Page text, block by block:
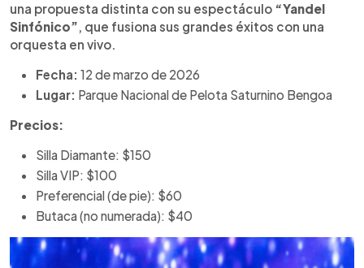
una propuesta distinta con su espectáculo “Yandel
Sinfónico”, que fusiona sus grandes éxitos con una
orquesta en vivo.
Fecha: 12 de marzo de 2026
Lugar: Parque Nacional de Pelota Saturnino Bengoa
Precios:
Silla Diamante: $150
Silla VIP: $100
Preferencial (de pie): $60
Butaca (no numerada): $40